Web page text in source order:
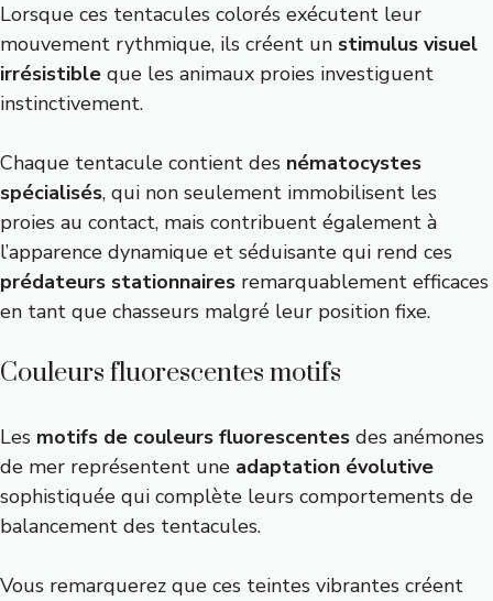
Lorsque ces tentacules colorés exécutent leur
mouvement rythmique, ils créent un stimulus visuel
irrésistible que les animaux proies investiguent
instinctivement.
Chaque tentacule contient des nématocystes
spécialisés, qui non seulement immobilisent les
proies au contact, mais contribuent également à
l’apparence dynamique et séduisante qui rend ces
prédateurs stationnaires remarquablement efficaces
en tant que chasseurs malgré leur position fixe.
Couleurs fluorescentes motifs
Les motifs de couleurs fluorescentes des anémones
de mer représentent une adaptation évolutive
sophistiquée qui complète leurs comportements de
balancement des tentacules.
Vous remarquerez que ces teintes vibrantes créent